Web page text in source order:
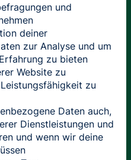
und
deiner
zur Analyse und um
zu bieten
Website zu
zu
Daten auch,
Dienstleistungen und
und wenn wir deine